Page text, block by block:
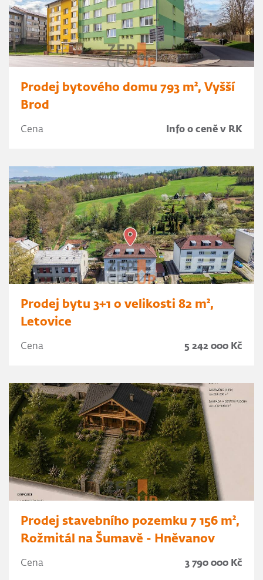
Prodej bytového domu 793 m², Vyšší
Brod
Cena Info o ceně v RK
Prodej bytu 3+1 o velikosti 82 m²,
Letovice
Cena 5 242 000 Kč
Prodej stavebního pozemku 7 156 m²,
Rožmitál na Šumavě - Hněvanov
Cena 3 790 000 Kč